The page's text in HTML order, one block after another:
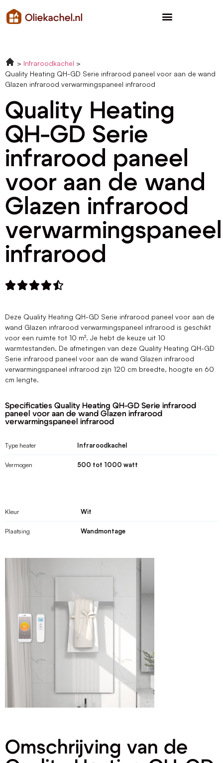
Infraroodkachel
Quality Heating QH-GD Serie infrarood paneel voor aan de wand
Glazen infrarood verwarmingspaneel infrarood
Quality Heating
QH-GD Serie
infrarood paneel
voor aan de wand
Glazen infrarood
verwarmingspaneel
infrarood

Deze Quality Heating QH-GD Serie infrarood paneel voor aan de
wand Glazen infrarood verwarmingspaneel infrarood is geschikt
voor een ruimte tot 10 m². Je hebt de keuze uit 10
warmtestanden. De afmetingen van deze Quality Heating QH-GD
Serie infrarood paneel voor aan de wand Glazen infrarood
verwarmingspaneel infrarood zijn 120 cm breedte, hoogte en 60
cm lengte.
Specificaties Quality Heating QH-GD Serie infrarood
paneel voor aan de wand Glazen infrarood
verwarmingspaneel infrarood
Type heater Infraroodkachel
Vermogen 500 tot 1000 watt
Kleur Wit
Plaatsing Wandmontage
Omschrijving van de